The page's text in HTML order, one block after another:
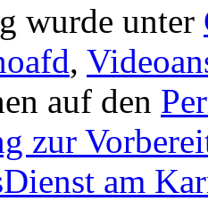
wurde unter
,
auf den
zur
am